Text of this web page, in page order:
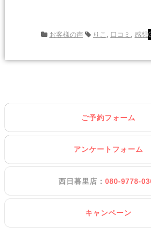
お客様の声 りこ 口コミ 感想
ご予約フォーム
アンケートフォーム
西日暮里店： 080-9778-
キャンペーン